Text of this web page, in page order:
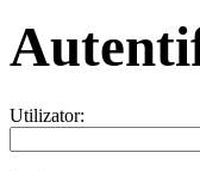
Utilizator: